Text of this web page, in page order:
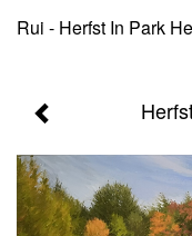
Rui - Herfst In Park